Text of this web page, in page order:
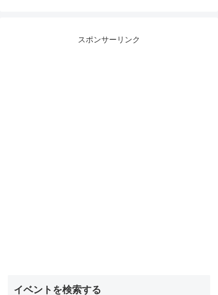
スポンサーリンク
イベントを検索する